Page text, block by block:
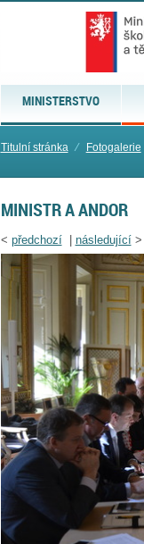
MINISTERSTVO
Titulní stránka ⁄ Fotogalerie
MINISTR A ANDOR
< předchozí| následující>